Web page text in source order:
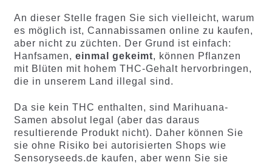
An dieser Stelle fragen Sie sich vielleicht, warum
es möglich ist, Cannabissamen online zu kaufen,
aber nicht zu züchten. Der Grund ist einfach:
Hanfsamen, einmal gekeimt, können Pflanzen
mit Blüten mit hohem THC-Gehalt hervorbringen,
die in unserem Land illegal sind.
Da sie kein THC enthalten, sind Marihuana-
Samen absolut legal (aber das daraus
resultierende Produkt nicht). Daher können Sie
sie ohne Risiko bei autorisierten Shops wie
Sensoryseeds.de kaufen, aber wenn Sie sie